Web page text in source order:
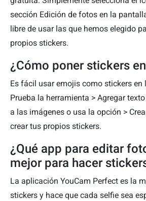
sección Edición de fotos en la
libre de usar las que hemos elegido
propios stickers.
¿Cómo poner stickers
Es fácil usar emojis como stickers en
Prueba la herramienta > Agregar
a las imágenes o usa la opción >
crear tus propios stickers.
¿Qué app para editar
mejor para hacer
La aplicación YouCam Perfect es la
stickers y hace que cada selfie sea